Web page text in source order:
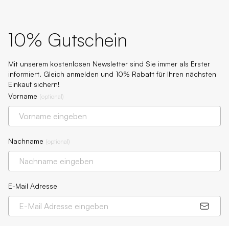
10% Gutschein
Mit unserem kostenlosen Newsletter sind Sie immer als Erster
informiert. Gleich anmelden und 10% Rabatt für Ihren nächsten
Einkauf sichern!
Vorname (optional)
Nachname (optional)
E-Mail Adresse